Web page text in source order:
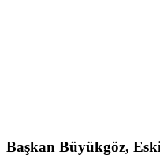
Başkan Büyükgöz,